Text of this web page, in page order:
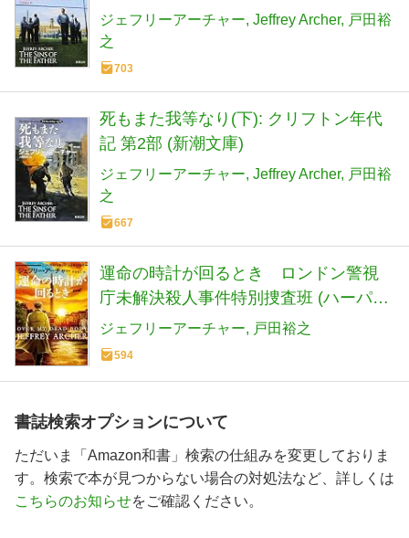
ジェフリーアーチャー Jeffrey Archer
戸田裕
之
703
死もまた我等なり(下): クリフトン年代
記 第2部 (新潮文庫)
ジェフリーアーチャー Jeffrey Archer
戸田裕
之
667
運命の時計が回るとき ロンドン警視
庁未解決殺人事件特別捜査班 (ハーパー
ＢＯＯＫＳ)
ジェフリーアーチャー 戸田裕之
594
書誌検索オプションについて
ただいま「Amazon和書」検索の仕組みを変更しておりま
す。検索で本が見つからない場合の対処法など、詳しくは
こちらのお知らせをご確認ください。